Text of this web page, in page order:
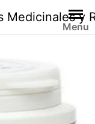
Medicinales y
Menu